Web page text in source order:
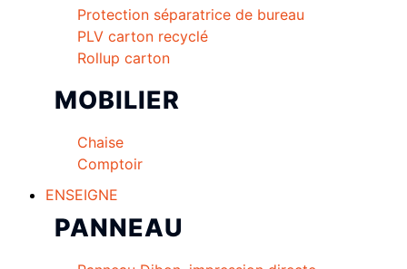
Protection séparatrice de bureau
PLV carton recyclé
Rollup carton
MOBILIER
Chaise
Comptoir
ENSEIGNE
PANNEAU